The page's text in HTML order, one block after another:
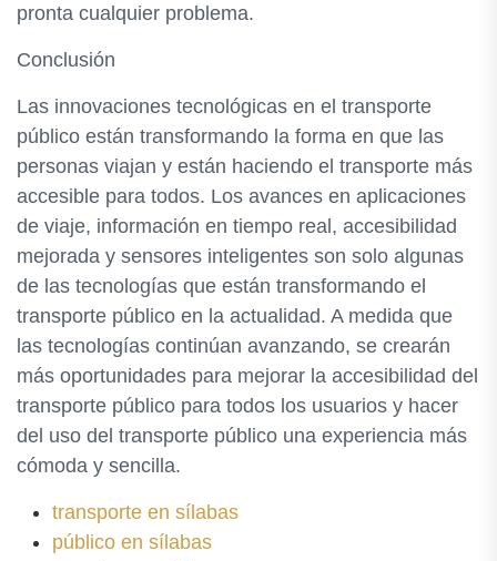
pronta cualquier problema.
Conclusión
Las innovaciones tecnológicas en el transporte
público están transformando la forma en que las
personas viajan y están haciendo el transporte más
accesible para todos. Los avances en aplicaciones
de viaje, información en tiempo real, accesibilidad
mejorada y sensores inteligentes son solo algunas
de las tecnologías que están transformando el
transporte público en la actualidad. A medida que
las tecnologías continúan avanzando, se crearán
más oportunidades para mejorar la accesibilidad del
transporte público para todos los usuarios y hacer
del uso del transporte público una experiencia más
cómoda y sencilla.
transporte en sílabas
público en sílabas